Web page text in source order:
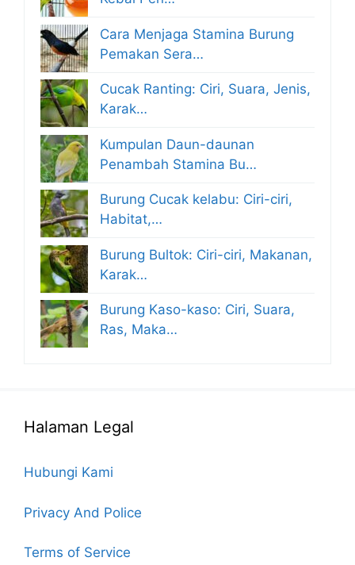
Cara Menjaga Stamina Burung
Pemakan Sera…
Cucak Ranting: Ciri, Suara, Jenis,
Karak…
Kumpulan Daun-daunan
Penambah Stamina Bu…
Burung Cucak kelabu: Ciri-ciri,
Habitat,…
Burung Bultok: Ciri-ciri, Makanan,
Karak…
Burung Kaso-kaso: Ciri, Suara,
Ras, Maka…
Halaman Legal
Hubungi Kami
Privacy And Police
Terms of Service